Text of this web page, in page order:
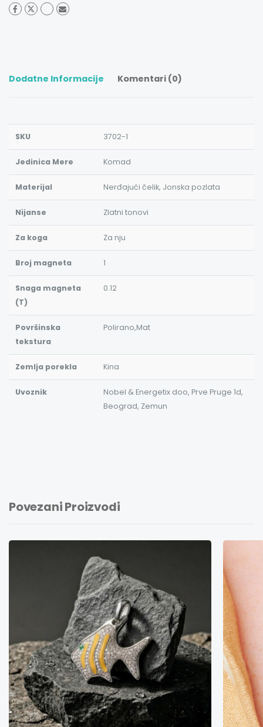
Dodatne Informacije Komentari (0)
SKU 3702-1
Jedinica Mere Komad
Materijal Nerđajući čelik, Jonska pozlata
Nijanse Zlatni tonovi
Za koga Za nju
Broj magneta 1
Snaga magneta
(T)
0.12
Površinska
tekstura
Polirano,Mat
Zemlja porekla Kina
Uvoznik
Nobel & Energetix doo, Prve Pruge 1d,
Beograd, Zemun
Povezani Proizvodi